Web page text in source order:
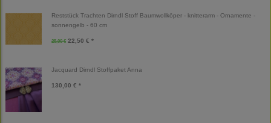
Reststück Trachten Dirndl Stoff Baumwollköper - knitterarm - Ornamente -
sonnengelb - 60 cm
25,00 € 22,50 € *
Jacquard Dirndl Stoffpaket Anna
130,00 € *